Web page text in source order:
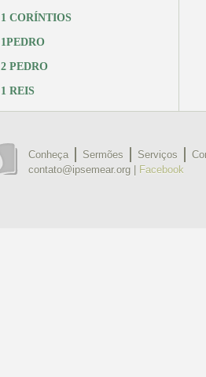
1 CORÍNTIOS
1PEDRO
2 PEDRO
1 REIS
Conheça Sermões Serviços
contato@ipsemear.org |
Facebook